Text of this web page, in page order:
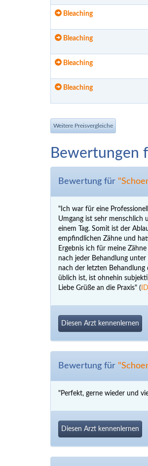
Bleaching
Bleaching
Bleaching
Bleaching
Weitere Preisvergleiche
Bewertungen
Bewertung für
"Ich war für eine
Umgang ist sehr menschlich
einem Tag. Somit ist der
empfindlichen Zähne und
Ergebnis ich für meine
nach jeder Behandlung
nach der letzten
üblich ist, ist ohnehin
Liebe Grüße an die Praxis" (
Diesen Arzt kennenlernen
Bewertung für
"Perfekt, gerne wieder und
Diesen Arzt kennenlernen